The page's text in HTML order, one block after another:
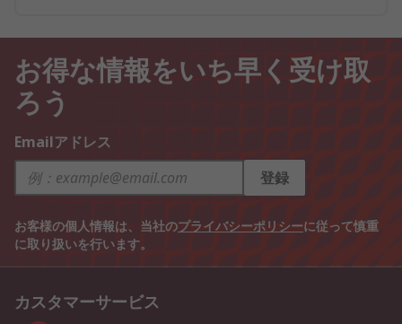
お得な情報をいち早く受け取
ろう
Emailアドレス
登録
お客様の個人情報は、当社のプライバシーポリシーに従って慎重
に取り扱いを行います。
カスタマーサービス